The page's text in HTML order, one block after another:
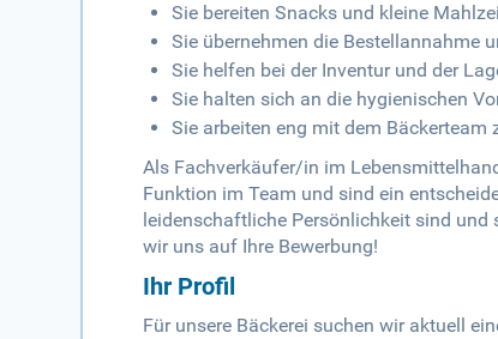
Sie bereiten Snacks und kleine
Sie übernehmen die Bestellannahme
Sie helfen bei der Inventur und der
Sie halten sich an die hygienischen
Sie arbeiten eng mit dem
Als Fachverkäufer/in im
Funktion im Team und sind ein
leidenschaftliche Persönlichkeit sind
wir uns auf Ihre Bewerbung!
Ihr Profil
Für unsere Bäckerei suchen wir aktuell